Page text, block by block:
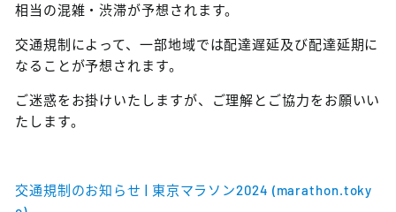
相当の混雑・渋滞が予想されます。
交通規制によって、一部地域では配達遅延及び配達延期に
なることが予想されます。
ご迷惑をお掛けいたしますが、ご理解とご協力をお願いい
たします。
交通規制のお知らせ | 東京マラソン2024 (marathon.toky